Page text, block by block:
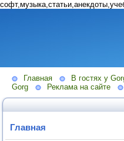
Главная
В гостях у
Gorg
Реклама на сайте
Главная